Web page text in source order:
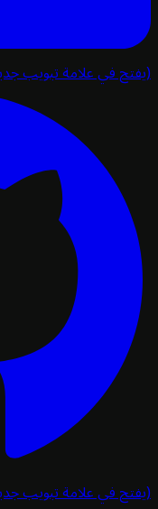
في علامة تبويب جديدة)
في علامة تبويب جديدة)